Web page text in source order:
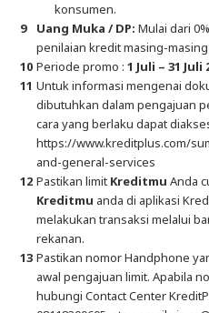
konsumen.
Uang Muka / DP: Mulai dari
penilaian kredit masing-
Periode promo : 1 Juli – 31 Juli
Untuk informasi mengenai
dibutuhkan dalam pengajuan
cara yang berlaku dapat
https://www.kreditplus.com/
and-general-services
Pastikan limit Kreditmu Anda
Kreditmu anda di aplikasi
melakukan transaksi melalui
rekanan.
Pastikan nomor Handphone
awal pengajuan limit. Apabila
hubungi Contact Center